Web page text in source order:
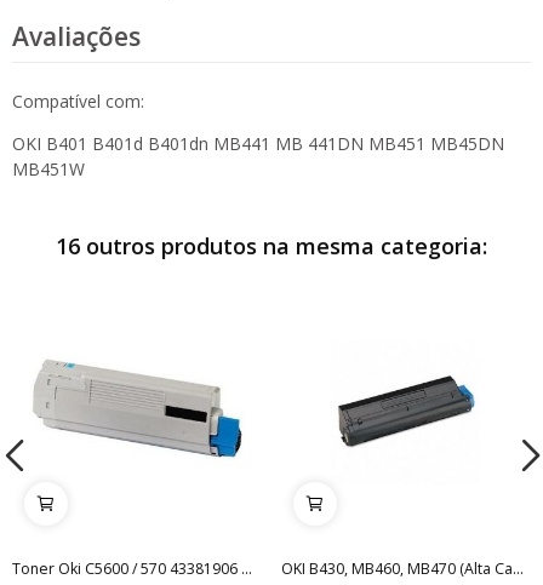
Avaliações
Compatível com:
OKI B401 B401d B401dn MB441 MB 441DN MB451 MB45DN
MB451W
16 outros produtos na mesma categoria:
Toner Oki C5600 / 570 43381906 Magenta Compatível OKI B430, MB460, MB470 (Alta Capacidade)